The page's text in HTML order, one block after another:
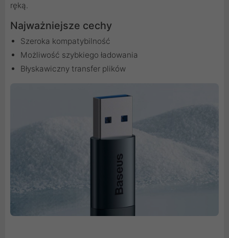
ręką.
Najważniejsze cechy
Szeroka kompatybilność
Możliwość szybkiego ładowania
Błyskawiczny transfer plików